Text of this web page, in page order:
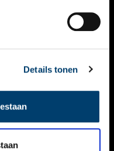
Details tonen